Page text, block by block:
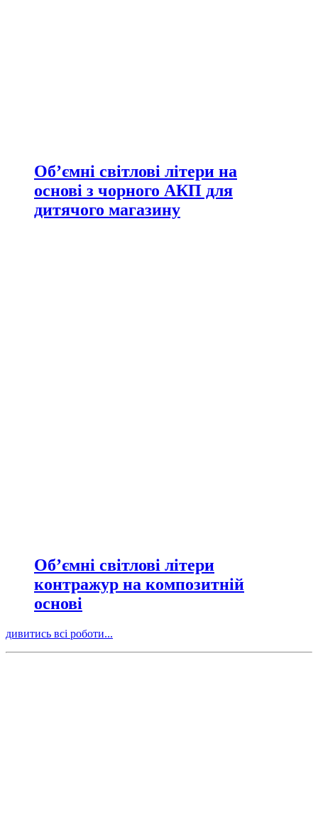
Об’ємні світлові літери на
основі з чорного АКП для
дитячого магазину
Об’ємні світлові літери
контражур на композитній
основі
дивитись всі роботи...